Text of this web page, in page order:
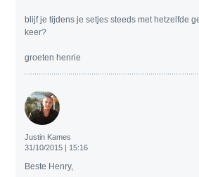
blijf je tijdens je setjes steeds met hetzelfde
keer?
groeten henrie
Justin Kames
31/10/2015 | 15:16
Beste Henry,